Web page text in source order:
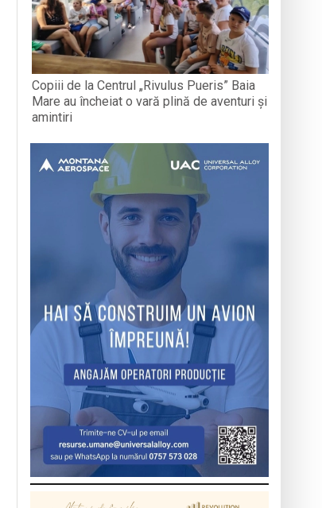
Copiii de la Centrul „Rivulus Pueris” Baia
Mare au încheiat o vară plină de aventuri și
amintiri